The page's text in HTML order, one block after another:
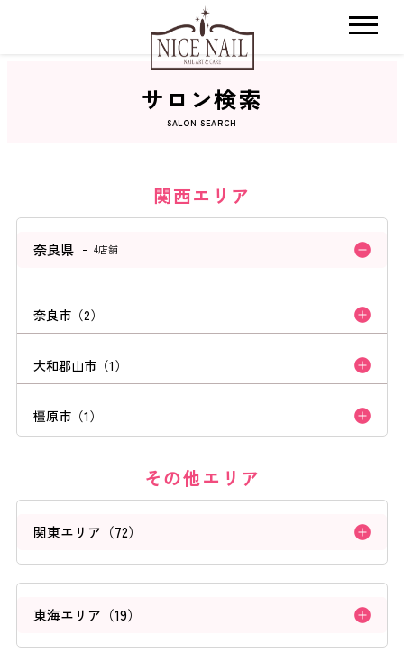
ネイルカタログ
料金メニュー
コンセプト
ご利用の流れ
取り扱いカラー
ネイル用語
サロン検索
SALON SEARCH
関西エリア
奈良県 4店舗
奈良市（2）
大和郡山市（1）
橿原市（1）
その他エリア
関東エリア（72）
東海エリア（19）